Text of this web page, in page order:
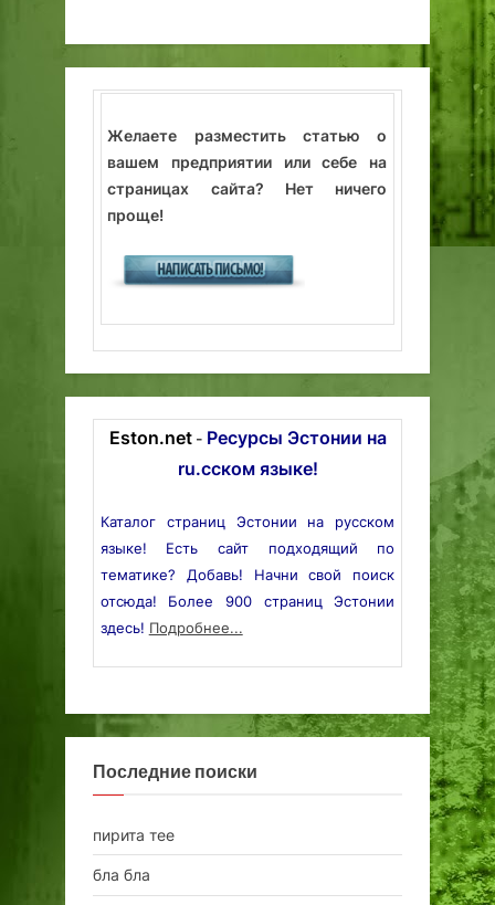
Желаете разместить статью о
вашем предприятии или себе на
страницах сайта? Нет ничего
проще!
Eston.net- Ресурсы Эстонии на
ru.сском языке!
Каталог страниц Эстонии на русском
языке! Есть сайт подходящий по
тематике? Добавь! Начни свой поиск
отсюда! Более 900 страниц Эстонии
здесь! Подробнее...
Последние поиски
пирита тее
бла бла